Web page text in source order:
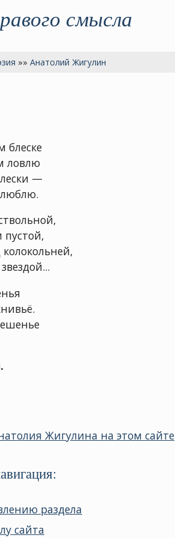
смысла
»» Анатолий Жигулин
блеске
ловлю
—
люблю.
Жигулина на этом сайте
раздела
сайта